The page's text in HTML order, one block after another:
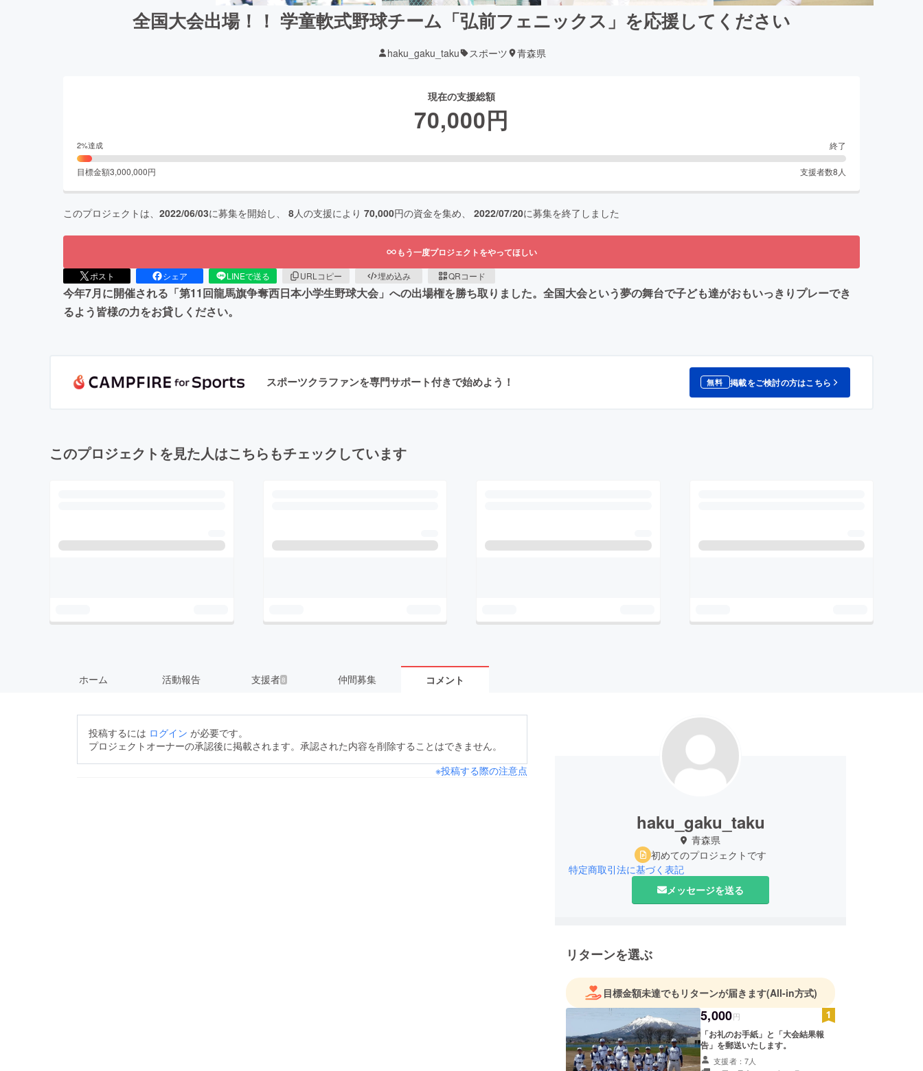
全国大会出場！！ 学童軟式野球チーム「弘前フェニックス」を応援してください
haku_gaku_taku スポーツ 青森県
現在の支援総額
70,000円
2%達成 終了
目標金額3,000,000円 支援者数8 人
このプロジェクトは、 2022/06/03に募集を開始し、 8人の支援により 70,000円の資金を集め、 2022/07/20に募集を終了しました
もう一度プロジェクトをやってほしい
ポスト シェア LINEで送る URLコピー 埋め込み QRコード
今年7月に開催される「第11回龍馬旗争奪西日本小学生野球大会」への出場権を勝ち取りました。全国大会という夢の舞台で子ども達がおもいっきりプレーでき
るよう皆様の力をお貸しください。
スポーツクラファンを専門サポート付きで始めよう！ 無料 掲載をご検討の方はこちら
このプロジェクトを見た人はこちらもチェックしています
ホーム 活動報告 支援者8 仲間募集 コメント
投稿するには ログイン が必要です。
プロジェクトオーナーの承認後に掲載されます。承認された内容を削除することはできません。
※投稿する際の注意点
haku_gaku_taku
青森県
初めてのプロジェクトです
特定商取引法に基づく表記
メッセージを送る
リターンを選ぶ
目標金額未達でもリターンが届きます(All-in方式)
5,000円
「お礼のお手紙」と「大会結果報
告」を郵送いたします。
支援者：7人